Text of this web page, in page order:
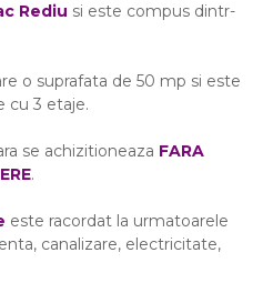
Rediu si este compus dintr-
o suprafata de 50 mp si este
cu 3 etaje.
se achizitioneaza FARA
.
este racordat la urmatoarele
canalizare, electricitate,